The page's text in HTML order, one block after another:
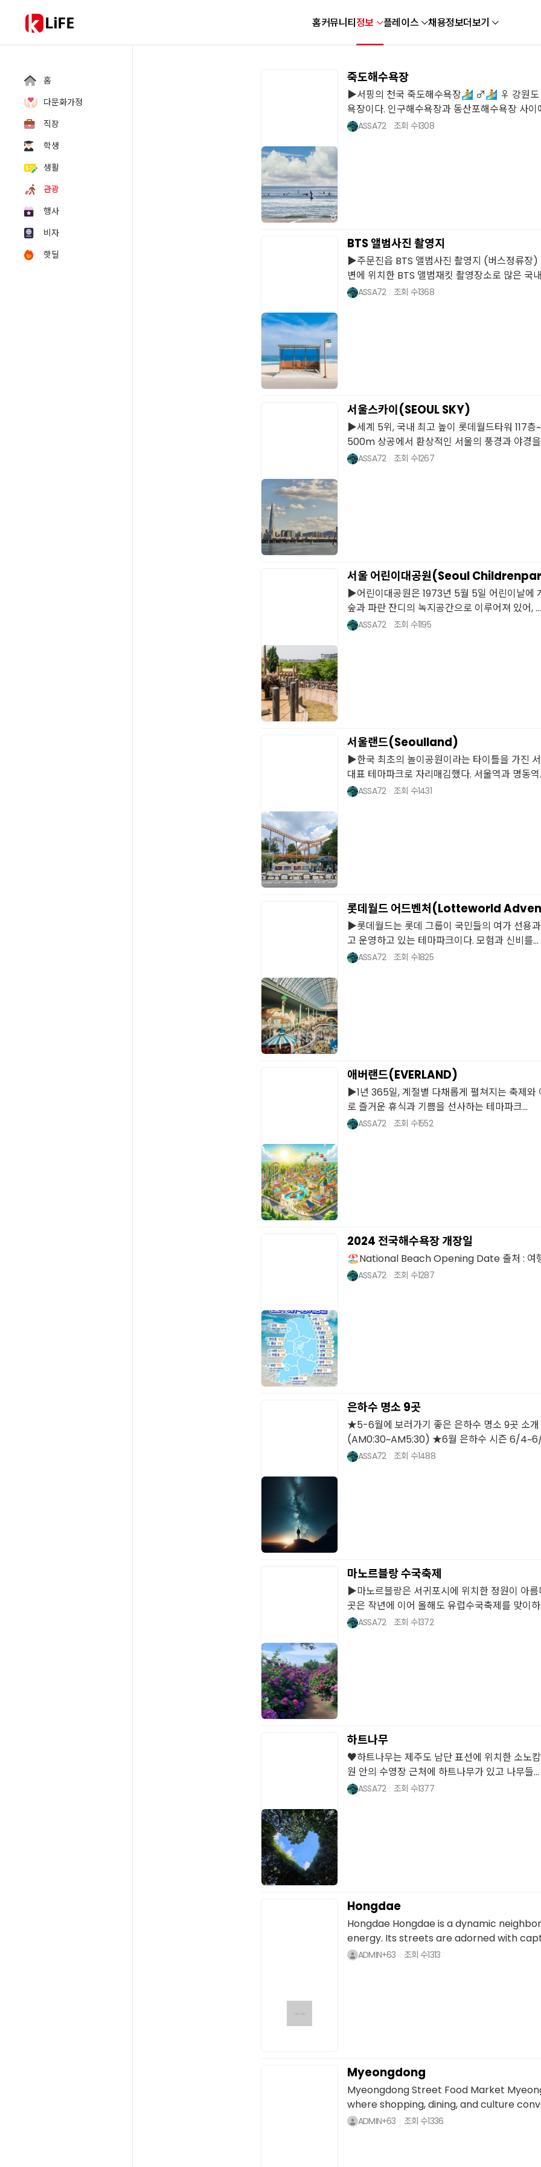
LiFE 홈커뮤니티정보 플레이스 채용정보더보기
홈
다문화가정
직장
학생
생활
관광
행사
비자
핫딜
죽도해수욕장
▶서핑의 천국 죽도해수욕장🏄 ♂️🏄 ♀️ 강원도
욕장이다. 인구해수욕장과 동산포해수욕장 사이
ASSA72 조회 수1308
BTS 앨범사진 촬영지
▶주문진읍 BTS 앨범사진 촬영지 (버스정류장)
변에 위치한 BTS 앨범재킷 촬영장소로 많은 국
ASSA72 조회 수1368
서울스카이(SEOUL SKY)
▶세계 5위, 국내 최고 높이 롯데월드타워 117층
500m 상공에서 환상적인 서울의 풍경과 야경
ASSA72 조회 수1267
서울 어린이대공원(Seoul
▶어린이대공원은 1973년 5월 5일 어린이날에
숲과 파란 잔디의 녹지공간으로 이루어져 있어, ...
ASSA72 조회 수1195
서울랜드(Seoulland)
▶한국 최초의 놀이공원이라는 타이틀을 가진
대표 테마파크로 자리매김했다. 서울역과 명동역
ASSA72 조회 수1431
롯데월드 어드벤처(Lotteworld
▶롯데월드는 롯데 그룹이 국민들의 여가 선용
고 운영하고 있는 테마파크이다. 모험과 신비를...
ASSA72 조회 수1825
애버랜드(EVERLAND)
▶1년 365일, 계절별 다채롭게 펼쳐지는 축제와
로 즐거운 휴식과 기쁨을 선사하는 테마파크...
ASSA72 조회 수1552
2024 전국해수욕장 개장일
🏖️National Beach Opening Date 출처 : 여
ASSA72 조회 수1287
은하수 명소 9곳
★5-6월에 보러가기 좋은 은하수 명소 9곳 소
(AM0:30~AM5:30) ★6월 은하수 시즌 6/4~6/
ASSA72 조회 수1488
마노르블랑 수국축제
▶마노르블랑은 서귀포시에 위치한 정원이 아
곳은 작년에 이어 올해도 유럽수국축제를 맞이하
ASSA72 조회 수1372
하트나무
♥하트나무는 제주도 남단 표선에 위치한 소노
원 안의 수영장 근처에 하트나무가 있고 나무들...
ASSA72 조회 수1377
Hongdae
Hongdae Hongdae is a dynamic
energy. Its streets are adorned with
ADMIN+63 조회 수1313
Myeongdong
Myeongdong Street Food Market
where shopping, dining, and culture
ADMIN+63 조회 수1336